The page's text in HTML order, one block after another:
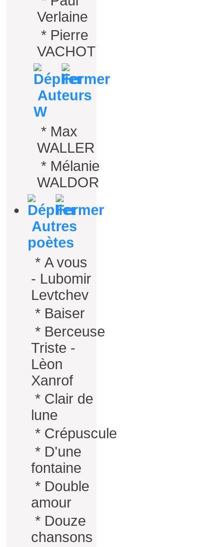
Verlaine
* Pierre
VACHOT
Auteurs
W
* Max
WALLER
* Mélanie
WALDOR
Autres
poètes
* A vous
- Lubomir
Levtchev
* Baiser
* Berceuse
Triste -
Lèon
Xanrof
* Clair de
lune
* Crépuscule
* D'une
fontaine
* Double
amour
* Douze
chansons